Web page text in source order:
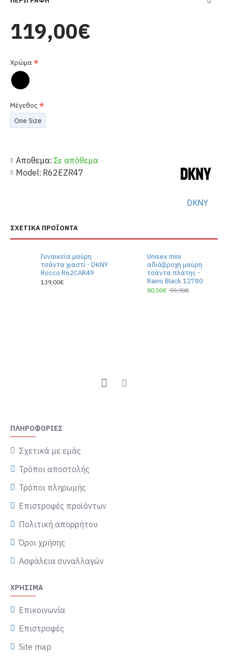
Αποθεμα: Σε απόθεμα
Model: R62EZR47
DKNY
119,00€
Χρώμα
Μέγεθος
One Size
ΣΧΕΤΙΚΆ ΠΡΟΪΌΝΤΑ
Γυναικεία μαύρη
τσάντα χιαστί - DKNY
Rocco R62CAR49
139,00€
Unisex mini
αδιάβροχη μαύρη
τσάντα πλάτης -
Rains Black 12780
80,00€ 99,90€
ΠΛΗΡΟΦΟΡΊΕΣ
Σχετικά με εμάς
Τρόποι αποστολής
Τρόποι πληρωμής
Επιστροφές προϊόντων
Πολιτική απορρήτου
Όροι χρήσης
Ασφάλεια συναλλαγών
ΧΡΉΣΙΜΑ
Επικοινωνία
Επιστροφές
Site map